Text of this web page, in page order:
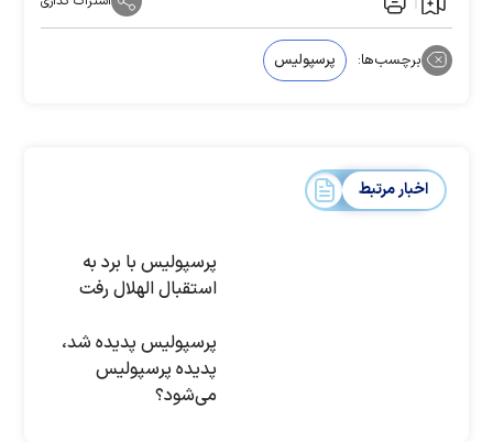
برچسب‌ها: پرسپولیس
اخبار مرتبط
پرسپولیس با برد به
استقبال الهلال رفت
پرسپولیس پدیده شد،
پدیده پرسپولیس
می‌شود؟